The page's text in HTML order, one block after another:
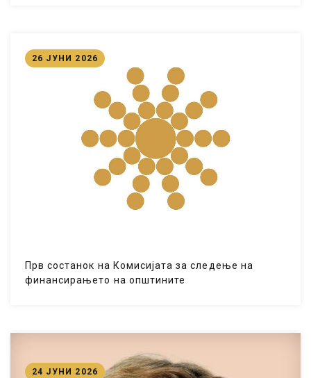
Прв состанок на Комисијата за следење на
финансирањето на општините
26 ЈУНИ 2026
24 ЈУНИ 2026